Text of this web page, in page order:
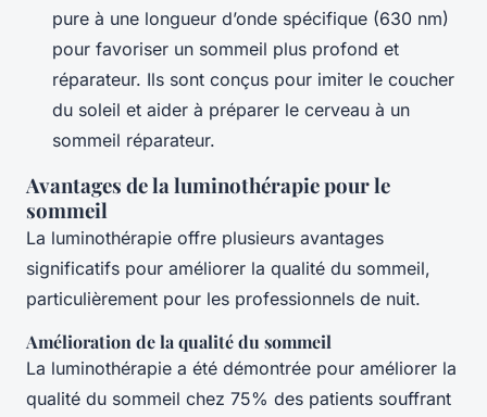
pure à une longueur d’onde spécifique (630 nm)
pour favoriser un sommeil plus profond et
réparateur. Ils sont conçus pour imiter le coucher
du soleil et aider à préparer le cerveau à un
sommeil réparateur.
Avantages de la luminothérapie pour le
sommeil
La luminothérapie offre plusieurs avantages
significatifs pour améliorer la qualité du sommeil,
particulièrement pour les professionnels de nuit.
Amélioration de la qualité du sommeil
La luminothérapie a été démontrée pour améliorer la
qualité du sommeil chez 75% des patients souffrant